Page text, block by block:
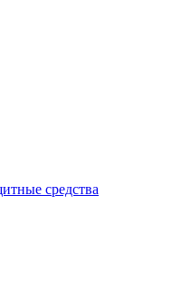
средства